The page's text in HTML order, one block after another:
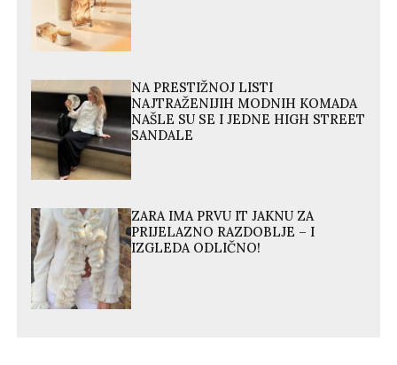
NA PRESTIŽNOJ LISTI
NAJTRAŽENIJIH MODNIH KOMADA
NAŠLE SU SE I JEDNE HIGH STREET
SANDALE
ZARA IMA PRVU IT JAKNU ZA
PRIJELAZNO RAZDOBLJE – I
IZGLEDA ODLIČNO!